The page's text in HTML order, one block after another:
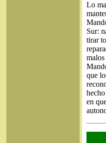
Lo
Sur:
tirar
que
en